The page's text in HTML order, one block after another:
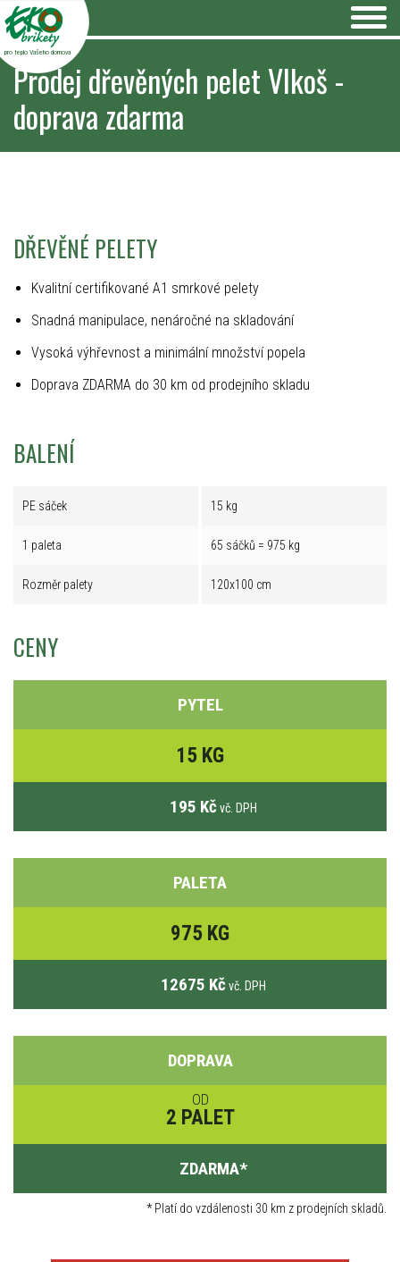
pro teplo Vašeho domova
Prodej dřevěných pelet Vlkoš -
doprava zdarma
DŘEVĚNÉ PELETY
Kvalitní certifikované A1 smrkové pelety
Snadná manipulace, nenáročné na skladování
Vysoká výhřevnost a minimální množství popela
Doprava ZDARMA do 30 km od prodejního skladu
BALENÍ
PE sáček 15 kg
1 paleta 65 sáčků = 975 kg
Rozměr palety 120x100 cm
CENY
PYTEL
15 KG
195 Kč vč. DPH
PALETA
975 KG
12675 Kč vč. DPH
DOPRAVA
OD
2 PALET
ZDARMA*
*Platí do vzdálenosti 30 km z prodejních skladů.